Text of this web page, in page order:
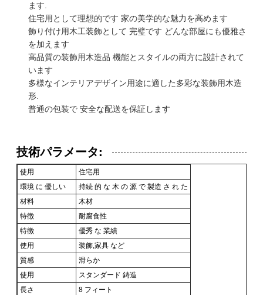
ます.
住宅用として理想的です 家の美学的な魅力を高めます
飾り付け用木工装飾として 完璧です どんな部屋にも優雅さ
を加えます
高品質の装飾用木造品 機能とスタイルの両方に設計されて
います
多様なインテリアデザイン用途に適した多彩な装飾用木造
形.
普通の包装で 安全な配送を保証します
技術パラメータ:
使用
住宅用
環境 に 優しい
持続 的 な 木 の 源 で 製造 さ れ た
材料
木材
特徴
耐腐食性
特徴
優秀 な 業績
使用
装飾,家具 など
質感
滑らか
使用
スタンダード 鋳造
長さ
8 フィート